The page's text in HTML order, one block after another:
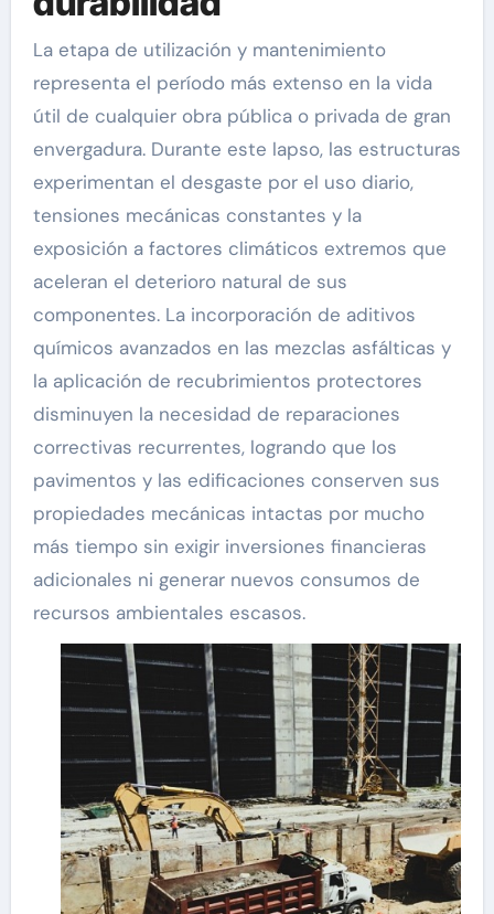
La etapa de utilización y mantenimiento
representa el período más extenso en la vida
útil de cualquier obra pública o privada de gran
envergadura. Durante este lapso, las estructuras
experimentan el desgaste por el uso diario,
tensiones mecánicas constantes y la
exposición a factores climáticos extremos que
aceleran el deterioro natural de sus
componentes. La incorporación de aditivos
químicos avanzados en las mezclas asfálticas y
la aplicación de recubrimientos protectores
disminuyen la necesidad de reparaciones
correctivas recurrentes, logrando que los
pavimentos y las edificaciones conserven sus
propiedades mecánicas intactas por mucho
más tiempo sin exigir inversiones financieras
adicionales ni generar nuevos consumos de
recursos ambientales escasos.